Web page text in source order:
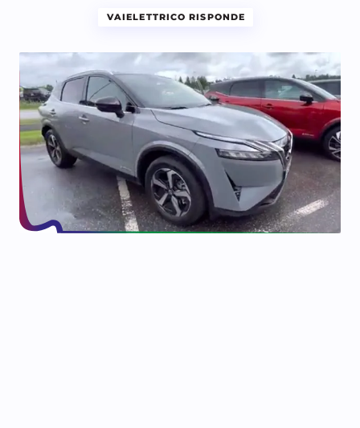
VAIELETTRICO RISPONDE